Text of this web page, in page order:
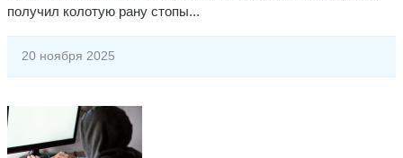
получил колотую рану стопы...
20 ноября 2025